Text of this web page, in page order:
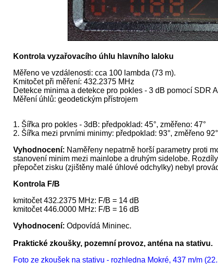
Kontrola vyzařovacího úhlu hlavního laloku
Měřeno ve vzdálenosti: cca 100 lambda (73 m).
Kmitočet při měření: 432.2375 MHz
Detekce minima a detekce pro pokles - 3 dB pomocí SDR
Měření úhlů: geodetickým přístrojem
1. Šířka pro pokles - 3dB: předpoklad: 45°, změřeno: 47°
2. Šířka mezi prvními minimy: předpoklad: 93°, změřeno 92°
Vyhodnocení: Naměřeny nepatrně horší parametry proti
stanovení minim mezi mainlobe a druhým sidelobe.
přepočet zisku (zjištěny malé úhlové odchylky) nebyl
Kontrola F/B
kmitočet 432.2375 MHz: F/B = 14 dB
kmitočet 446.0000 MHz: F/B = 16 dB
Vyhodnocení: Odpovídá Mininec.
Praktické zkoušky, pozemní provoz, anténa na stativu.
Foto ze zkoušek na stativu - rozhledna Mokré, 437 m/m